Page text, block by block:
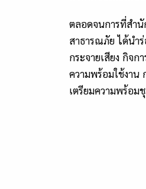
ตลอดจนการที่สำนั
สาธารณภัย ได้นำ
กระจายเสียง กิจ
ความพร้อมใช้งาน
เตรียมความพร้อ